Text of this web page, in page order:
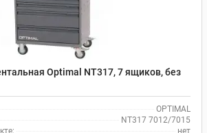
Optimal NT317, 7 ящиков, без
OPTIMAL
NT317 7012/7015
нет